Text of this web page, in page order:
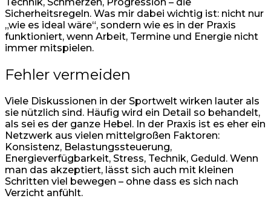
Sicherheitsregeln. Was mir dabei wichtig ist: nicht nur
„wie es ideal wäre“, sondern wie es in der Praxis
funktioniert, wenn Arbeit, Termine und Energie nicht
immer mitspielen.
Fehler vermeiden
Viele Diskussionen in der Sportwelt wirken lauter als
sie nützlich sind. Häufig wird ein Detail so behandelt,
als sei es der ganze Hebel. In der Praxis ist es eher ein
Netzwerk aus vielen mittelgroßen Faktoren:
Konsistenz, Belastungssteuerung,
Energieverfügbarkeit, Stress, Technik, Geduld. Wenn
man das akzeptiert, lässt sich auch mit kleinen
Schritten viel bewegen – ohne dass es sich nach
Verzicht anfühlt.